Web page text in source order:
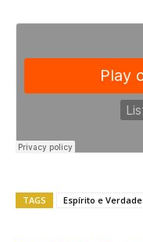
TAGS Espírito e Verdade